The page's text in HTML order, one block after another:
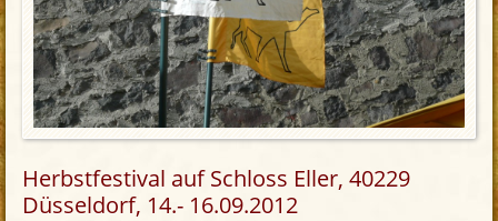
Herbstfestival auf Schloss Eller, 40229
Düsseldorf, 14.- 16.09.2012